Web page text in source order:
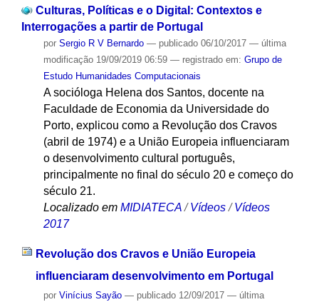
Culturas, Políticas e o Digital: Contextos e
Interrogações a partir de Portugal
por Sergio R V Bernardo — publicado06/10/2017 — última
modificação19/09/2019 06:59 — registrado em: Grupo de
Estudo Humanidades Computacionais
A socióloga Helena dos Santos, docente na
Faculdade de Economia da Universidade do
Porto, explicou como a Revolução dos Cravos
(abril de 1974) e a União Europeia influenciaram
o desenvolvimento cultural português,
principalmente no final do século 20 e começo do
século 21.
Localizado em MIDIATECA /Vídeos /Vídeos
2017
Revolução dos Cravos e União Europeia
influenciaram desenvolvimento em Portugal
por Vinícius Sayão — publicado12/09/2017 — última